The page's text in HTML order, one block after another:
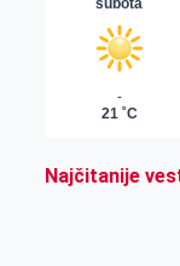
Najčitanije